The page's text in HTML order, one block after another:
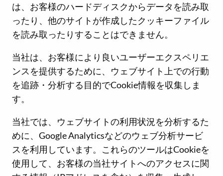
は、お客様のハードディスクからデータを読み取
ったり、他のサイトが作成したクッキーファイル
を読み取ったりすることはできません。
当社は、お客様により良いユーザーエクスペリエ
ンスを提供するために、ウェブサイト上での行動
を追跡・分析する目的でCookie情報を収集しま
す。
当社では、ウェブサイトの利用状況を分析するた
めに、Google Analyticsなどのウェブ分析サービ
スを利用しています。これらのツールはCookieを
使用して、お客様の当社サイトへのアクセスに関